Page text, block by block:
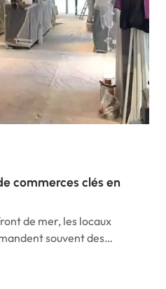
commerces clés en
de mer, les locaux
souvent des…